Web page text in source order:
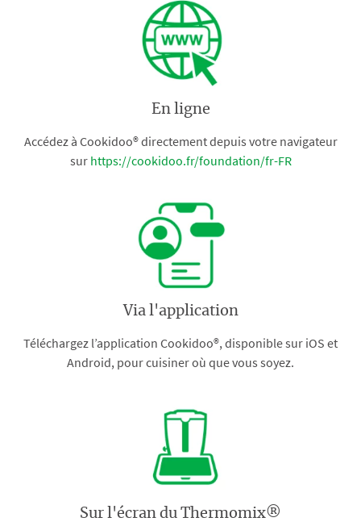
En ligne
Accédez à Cookidoo® directement depuis votre navigateur
sur https://cookidoo.fr/foundation/fr-FR
Via l'application
Téléchargez l’application Cookidoo®, disponible sur iOS et
Android, pour cuisiner où que vous soyez.
Sur l'écran du Thermomix®